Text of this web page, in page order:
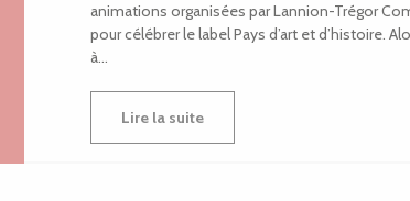
animations organisées par Lannion-Trégor
pour célébrer le label Pays d’art et d’histoire.
à...
Lire la suite